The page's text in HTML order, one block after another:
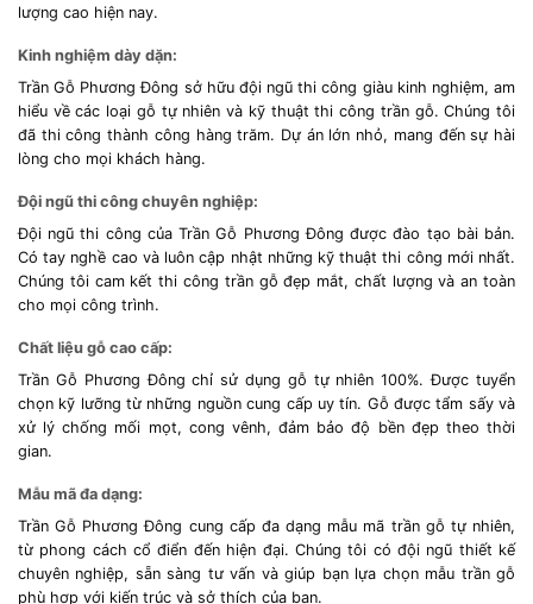
lượng cao hiện nay.
Kinh nghiệm dày dặn:
Trần Gỗ Phương Đông sở hữu đội ngũ thi công giàu kinh nghiệm, am
hiểu về các loại gỗ tự nhiên và kỹ thuật thi công trần gỗ. Chúng tôi
đã thi công thành công hàng trăm. Dự án lớn nhỏ, mang đến sự hài
lòng cho mọi khách hàng.
Đội ngũ thi công chuyên nghiệp:
Đội ngũ thi công của Trần Gỗ Phương Đông được đào tạo bài bản.
Có tay nghề cao và luôn cập nhật những kỹ thuật thi công mới nhất.
Chúng tôi cam kết thi công trần gỗ đẹp mắt, chất lượng và an toàn
cho mọi công trình.
Chất liệu gỗ cao cấp:
Trần Gỗ Phương Đông chỉ sử dụng gỗ tự nhiên 100%. Được tuyển
chọn kỹ lưỡng từ những nguồn cung cấp uy tín. Gỗ được tẩm sấy và
xử lý chống mối mọt, cong vênh, đảm bảo độ bền đẹp theo thời
gian.
Mẫu mã đa dạng:
Trần Gỗ Phương Đông cung cấp đa dạng mẫu mã trần gỗ tự nhiên,
từ phong cách cổ điển đến hiện đại. Chúng tôi có đội ngũ thiết kế
chuyên nghiệp, sẵn sàng tư vấn và giúp bạn lựa chọn mẫu trần gỗ
phù hợp với kiến trúc và sở thích của bạn.